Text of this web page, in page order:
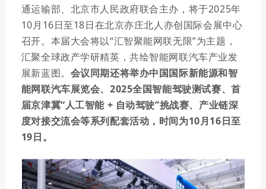
通运输部、北京市人民政府联合主办 ，将于2025年
10月 16日至18日在北京亦庄北人亦创国际会展中心
召开。本届大会将以“汇智聚能网联无限”为主题，
汇聚全球政产学研精英，共绘智能网联汽车产业发
展新蓝图。 会议同期还将举办中国国际新能源和智
能网联汽车展览会、2025全国智能驾驶测试赛、首
届京津冀“人工智能 + 自动驾驶”挑战赛、产业链深
度对接交流会等系列配套活动，时间为10月16日至
19日。